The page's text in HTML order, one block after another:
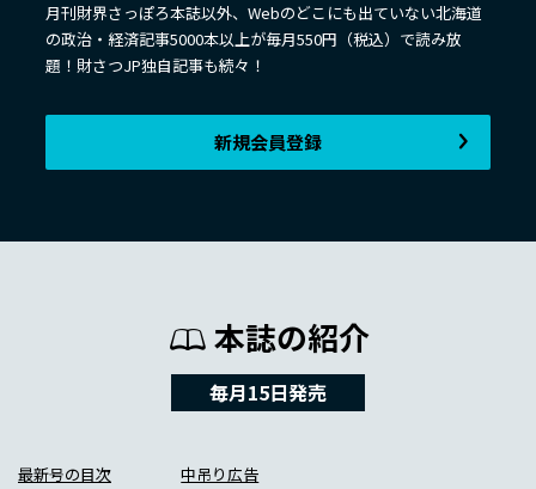
月刊財界さっぽろ本誌以外、Webのどこにも出ていない北海道
の政治・経済記事5000本以上が毎月550円（税込）で読み放
題！財さつJP独自記事も続々！
新規会員登録
本誌の紹介
毎月15日発売
最新号の目次 中吊り広告